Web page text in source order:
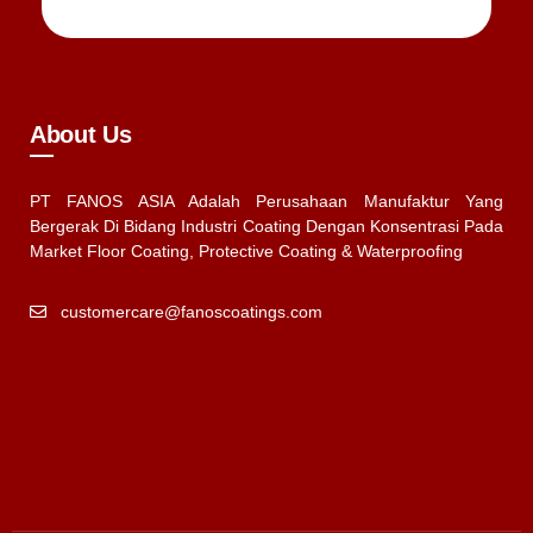
About Us
PT FANOS ASIA Adalah Perusahaan Manufaktur Yang
Bergerak Di Bidang Industri Coating Dengan Konsentrasi Pada
Market Floor Coating, Protective Coating & Waterproofing
customercare@fanoscoatings.com